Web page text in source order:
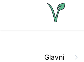
Glavni